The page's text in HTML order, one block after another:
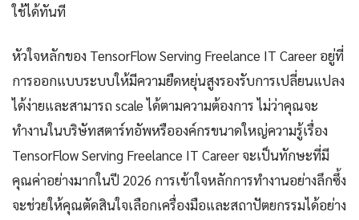
ใช้ได้ทันที
หัวใจหลักของ TensorFlow Serving Freelance IT Career อยู่ที่
การออกแบบระบบให้มีความยืดหยุ่นสูงรองรับการเปลี่ยนแปลง
ได้ง่ายและสามารถ scale ได้ตามความต้องการ ไม่ว่าคุณจะ
ทำงานในบริษัทสตาร์ทอัพหรือองค์กรขนาดใหญ่ความรู้เรื่อง
TensorFlow Serving Freelance IT Career จะเป็นทักษะที่มี
คุณค่าอย่างมากในปี 2026 การเข้าใจหลักการทำงานอย่างลึกซึ้ง
จะช่วยให้คุณตัดสินใจเลือกเครื่องมือและสถาปัตยกรรมได้อย่าง